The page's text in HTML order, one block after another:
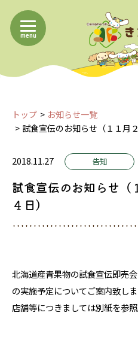
menu
トップ
お知らせ一覧
試食宣伝のお知らせ（１１月
2018.11.27 告知
試食宣伝のお知らせ（
４日）
北海道産青果物の試食宣伝即売
の実施予定についてご案内致しま
店舗等につきましては別紙を参照